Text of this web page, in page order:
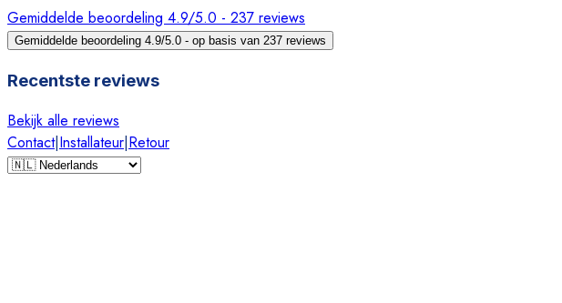
Gemiddelde beoordeling 4.9/5.0 - 237 reviews
Gemiddelde beoordeling 4.9/5.0 - op basis van 237 reviews
Recentste reviews
Bekijk alle reviews
Contact|Installateur|Retour